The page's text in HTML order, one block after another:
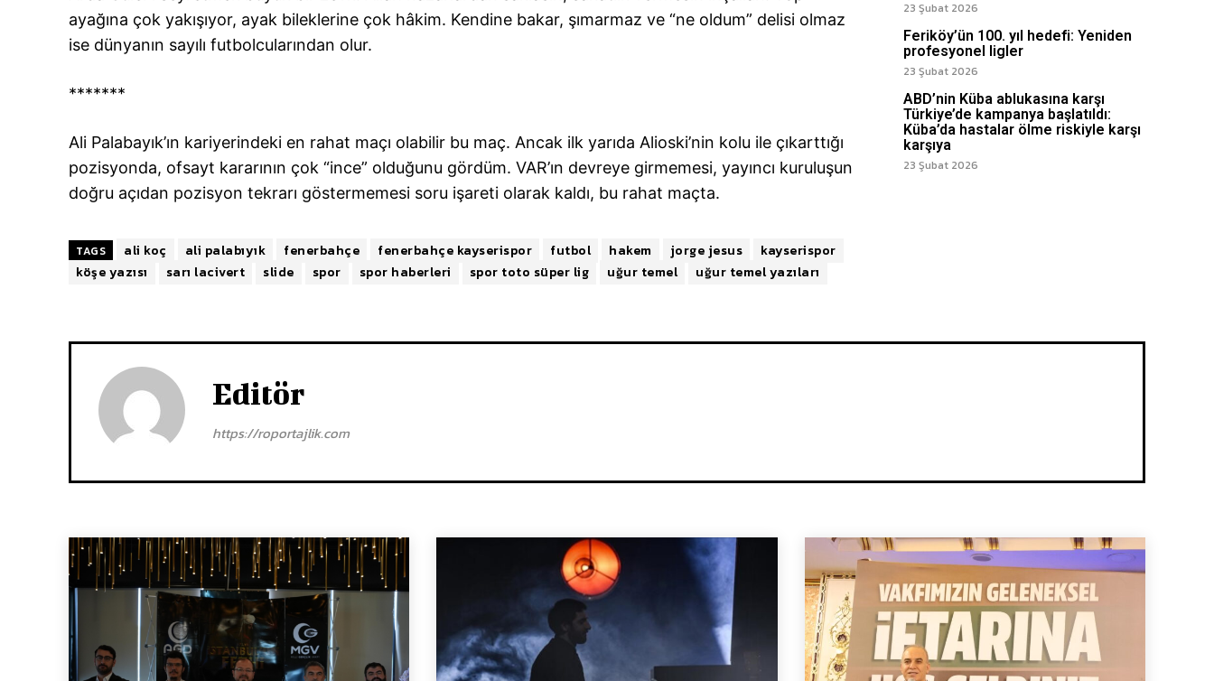
ayağına çok yakışıyor, ayak bileklerine çok hâkim. Kendine bakar, şımarmaz ve “ne oldum” delisi olmaz
ise dünyanın sayılı futbolcularından olur.
*******
Ali Palabayık’ın kariyerindeki en rahat maçı olabilir bu maç. Ancak ilk yarıda Alioski’nin kolu ile çıkarttığı
pozisyonda, ofsayt kararının çok “ince” olduğunu gördüm. VAR’ın devreye girmemesi, yayıncı kuruluşun
doğru açıdan pozisyon tekrarı göstermemesi soru işareti olarak kaldı, bu rahat maçta.
TAGS ali koç ali palabıyık fenerbahçe fenerbahçe kayserispor futbol hakem jorge jesus
kayserispor
köşe yazısı
sarı lacivert slide spor spor haberleri spor toto süper lig uğur temel uğur temel yazıları
23 Şubat 2026
Feriköy’ün 100. yıl hedefi: Yeniden
profesyonel ligler
23 Şubat 2026
ABD’nin Küba ablukasına karşı
Türkiye’de kampanya başlatıldı:
Küba’da hastalar ölme riskiyle karşı
karşıya
23 Şubat 2026
Editör
https://roportajlik.com